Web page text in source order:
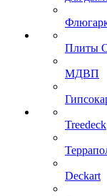
Плиты
МДВП
Treedeck
Deckart